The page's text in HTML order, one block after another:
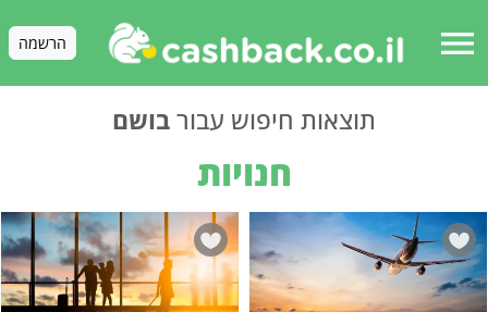
menu הרשמה
תוצאות חיפוש עבורבושם
חנויות